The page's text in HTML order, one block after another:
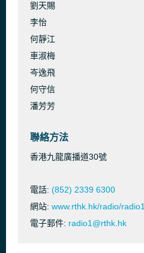
劉天賜
李怡
何靜江
車淑梅
岑逸飛
何守信
潘芳芳
聯絡方法
香港九龍廣播道30號
電話: (852) 2339 6300
網站: www.rthk.hk/radio/radio1
電子郵件: radio1@rthk.hk